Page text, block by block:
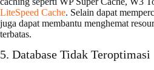
LiteSpeed Cache. Selain dapat
juga dapat membantu menghemat
terbatas.
5. Database Tidak Teroptimasi